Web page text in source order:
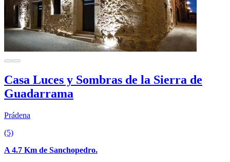
Casa Luces y Sombras de la Sierra de
Guadarrama
Prádena
(5)
A 4.7 Km de Sanchopedro.